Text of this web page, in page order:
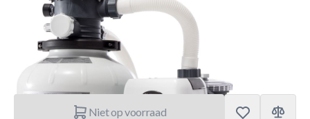
8m3/h
SKU:INTEX.26648 Merk:
€ 199.–
Niet op voorraad